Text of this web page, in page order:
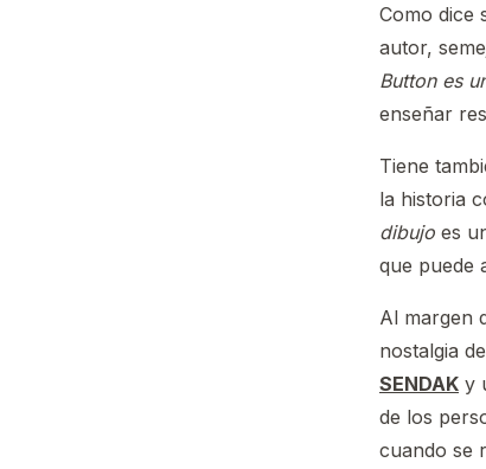
Como dice
autor,
Button es
enseñar
Tiene
la historia
dibujo es
que puede
Al margen
nostalgia
SENDAK y
de los
cuando se